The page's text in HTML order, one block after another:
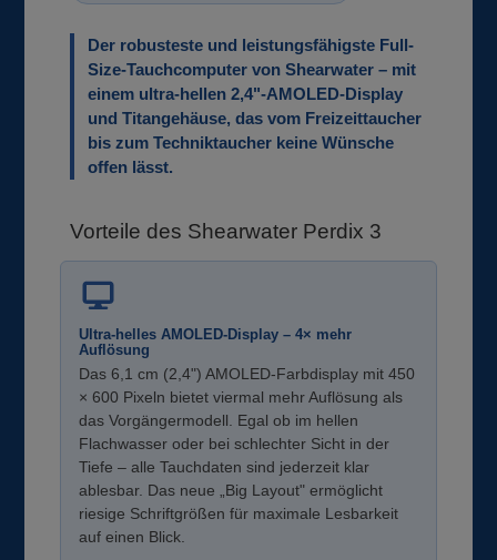
Der robusteste und leistungsfähigste Full-
Size-Tauchcomputer von Shearwater – mit
einem ultra-hellen 2,4"-AMOLED-Display
und Titangehäuse, das vom Freizeittaucher
bis zum Techniktaucher keine Wünsche
offen lässt.
Vorteile des Shearwater Perdix 3
Ultra-helles AMOLED-Display – 4× mehr
Auflösung
Das 6,1 cm (2,4") AMOLED-Farbdisplay mit 450
× 600 Pixeln bietet viermal mehr Auflösung als
das Vorgängermodell. Egal ob im hellen
Flachwasser oder bei schlechter Sicht in der
Tiefe – alle Tauchdaten sind jederzeit klar
ablesbar. Das neue „Big Layout" ermöglicht
riesige Schriftgrößen für maximale Lesbarkeit
auf einen Blick.